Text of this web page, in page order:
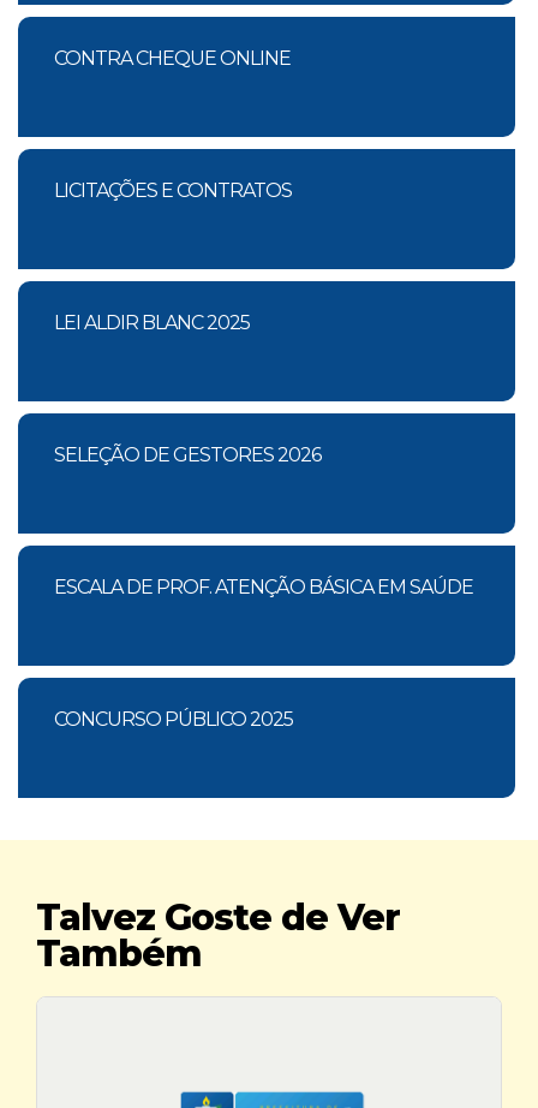
CONTRA CHEQUE ONLINE
LICITAÇÕES E CONTRATOS
LEI ALDIR BLANC 2025
SELEÇÃO DE GESTORES 2026
ESCALA DE PROF. ATENÇÃO BÁSICA EM SAÚDE
CONCURSO PÚBLICO 2025
Talvez Goste de Ver
Também